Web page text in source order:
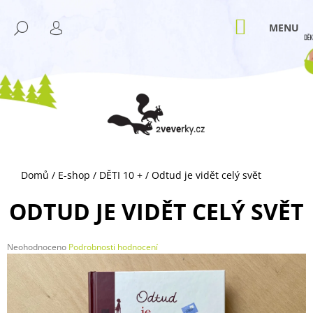
obsah HLEDAT
PŘIHLÁŠENÍ
NÁKUPNÍ
KOŠÍK
Domů / E-shop / DĚTI 10 + / Odtud je vidět celý svět
ODTUD JE VIDĚT CELÝ SVĚT
Průměrné
hodnocení
produktu
Neohodnoceno Podrobnosti hodnocení
K
ZPĚT
ZPĚT
C
O
Ř
E
B
U
J
E
T